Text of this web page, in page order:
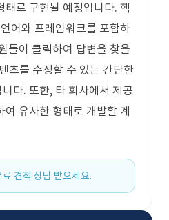
태로 구현될 예정입니다. 핵
어와 프레임워크를 포함하
들이 클릭하여 답변을 찾을
츠를 수정할 수 있는 간단한
다. 또한, 타 회사에서 제공
유사한 형태로 개발할 계
견적 상담 받으세요.